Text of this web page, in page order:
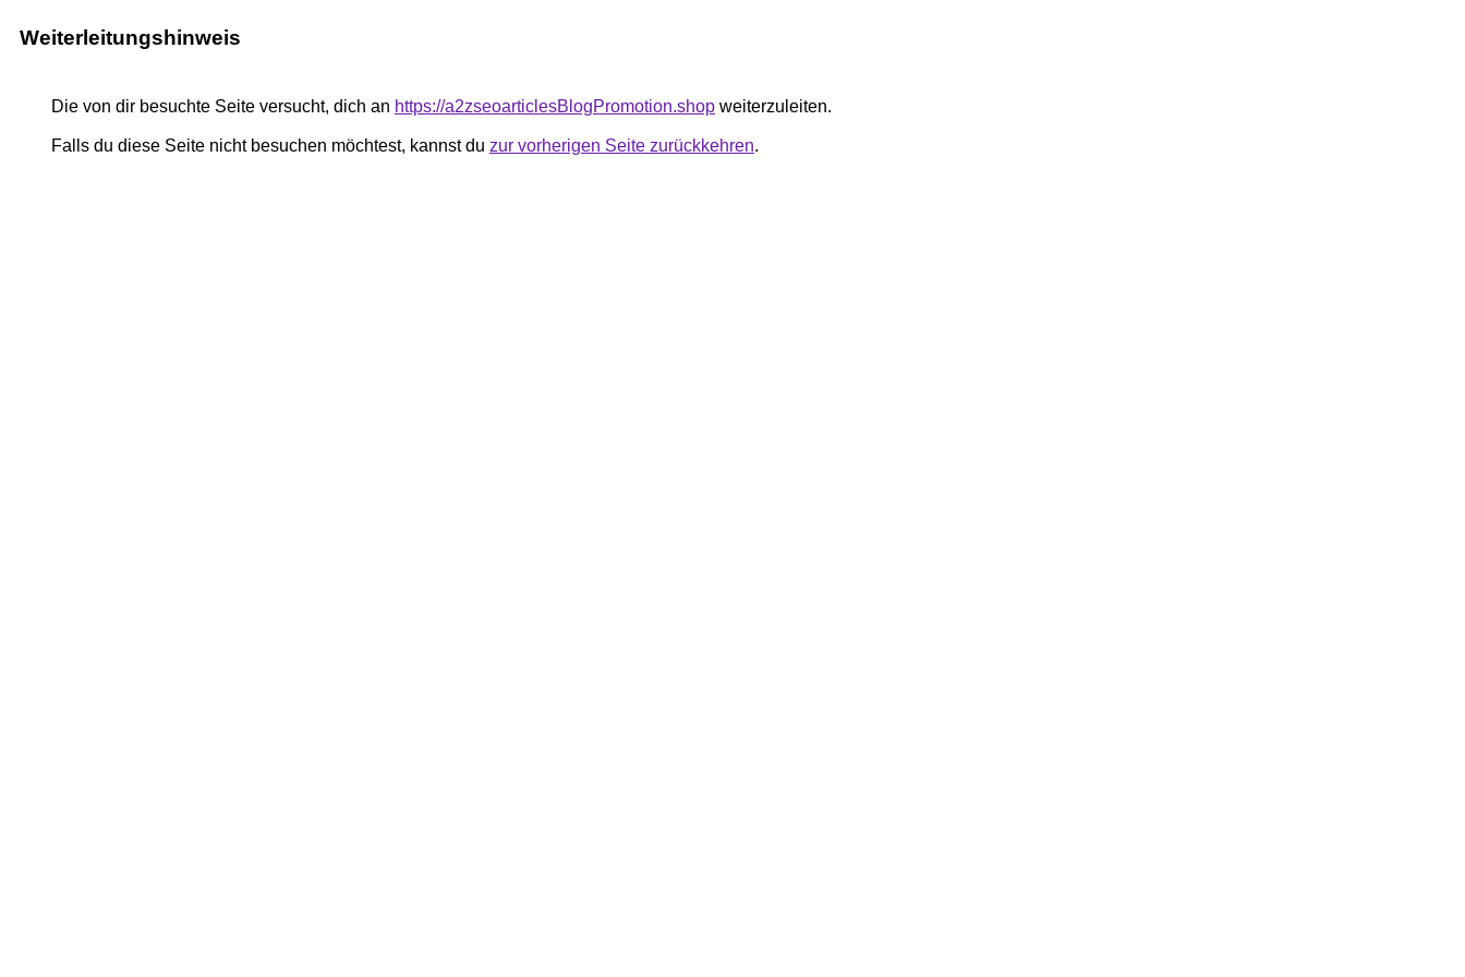
Weiterleitungshinweis
Die von dir besuchte Seite versucht, dich an https://a2zseoarticlesBlogPromotion.shop weiterzuleiten.
Falls du diese Seite nicht besuchen möchtest, kannst du zur vorherigen Seite zurückkehren.